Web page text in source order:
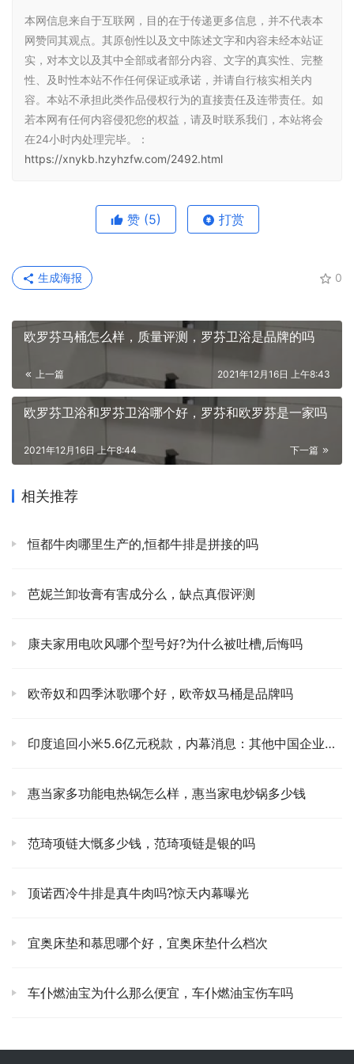
本网信息来自于互联网，目的在于传递更多信息，并不代表本
网赞同其观点。其原创性以及文中陈述文字和内容未经本站证
实，对本文以及其中全部或者部分内容、文字的真实性、完整
性、及时性本站不作任何保证或承诺，并请自行核实相关内
容。本站不承担此类作品侵权行为的直接责任及连带责任。如
若本网有任何内容侵犯您的权益，请及时联系我们，本站将会
在24小时内处理完毕。：
https://xnykb.hzyhzfw.com/2492.html
赞 (5) 打赏
0
生成海报
欧罗芬马桶怎么样，质量评测，罗芬卫浴是品牌的吗
上一篇 2021年12月16日 上午8:43
欧罗芬卫浴和罗芬卫浴哪个好，罗芬和欧罗芬是一家吗
下一篇
2021年12月16日 上午8:44
相关推荐
恒都牛肉哪里生产的,恒都牛排是拼接的吗
芭妮兰卸妆膏有害成分么，缺点真假评测
康夫家用电吹风哪个型号好?为什么被吐槽,后悔吗
欧帝奴和四季沐歌哪个好，欧帝奴马桶是品牌吗
印度追回小米5.6亿元税款，内幕消息：其他中国企业也有类似经历
惠当家多功能电热锅怎么样，惠当家电炒锅多少钱
范琦项链大慨多少钱，范琦项链是银的吗
顶诺西冷牛排是真牛肉吗?惊天内幕曝光
宜奥床垫和慕思哪个好，宜奥床垫什么档次
车仆燃油宝为什么那么便宜，车仆燃油宝伤车吗